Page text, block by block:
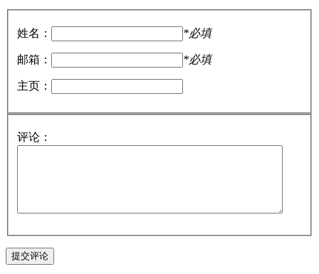
姓名： *必填
邮箱： *必填
主页：
评论：